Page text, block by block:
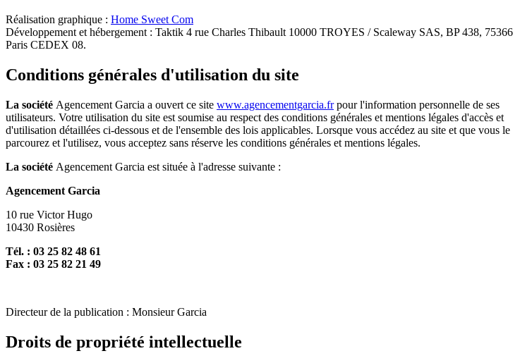
Réalisation graphique : Home Sweet Com
Développement et hébergement : Taktik 4 rue Charles Thibault 10000 TROYES / Scaleway SAS, BP 438, 75366
Paris CEDEX 08.
Conditions générales d'utilisation du site
La société Agencement Garcia a ouvert ce site www.agencementgarcia.frpour l'information personnelle de ses
utilisateurs. Votre utilisation du site est soumise au respect des conditions générales et mentions légales d'accès et
d'utilisation détaillées ci-dessous et de l'ensemble des lois applicables. Lorsque vous accédez au site et que vous le
parcourez et l'utilisez, vous acceptez sans réserve les conditions générales et mentions légales.
La société Agencement Garcia est située à l'adresse suivante :
Agencement Garcia
10 rue Victor Hugo
10430 Rosières
Tél. : 03 25 82 48 61
Fax : 03 25 82 21 49
Directeur de la publication : Monsieur Garcia
Droits de propriété intellectuelle